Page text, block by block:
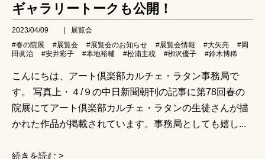
ギャラリートークも公開！
2023/04/09
展覧会
#春の院展
#展覧会 #展覧会のお知らせ #展覧会情報 #大矢亮
#岡
田眞治
#安井彩子 #本地裕輔 #松浦主税 #栁沢優子 #鈴木博稀
こんにちは、アート倶楽部カルチェ・ラタン事務局で
す。 写真上・４/９の中日新聞朝刊の記事に第78回春の
院展にてアート倶楽部カルチェ・ラタンの生徒さんが描
かれた作品が掲載されています。事務局としても嬉し...
続きを読む >